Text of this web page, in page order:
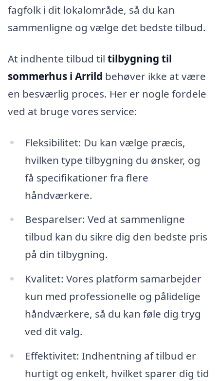
fagfolk i dit lokalområde, så du kan
sammenligne og vælge det bedste tilbud.
At indhente tilbud til tilbygning til
sommerhus i Arrild behøver ikke at være
en besværlig proces. Her er nogle fordele
ved at bruge vores service:
Fleksibilitet: Du kan vælge præcis,
hvilken type tilbygning du ønsker, og
få specifikationer fra flere
håndværkere.
Besparelser: Ved at sammenligne
tilbud kan du sikre dig den bedste pris
på din tilbygning.
Kvalitet: Vores platform samarbejder
kun med professionelle og pålidelige
håndværkere, så du kan føle dig tryg
ved dit valg.
Effektivitet: Indhentning af tilbud er
hurtigt og enkelt, hvilket sparer dig tid